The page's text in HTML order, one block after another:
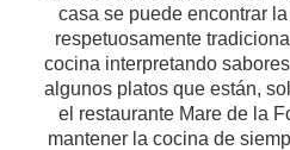
casa se puede encontrar
respetuosamente
cocina interpretando
algunos platos que están,
el restaurante Mare de la
mantener la cocina de